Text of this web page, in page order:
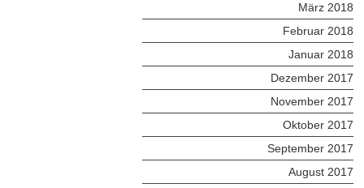
März 2018
Februar 2018
Januar 2018
Dezember 2017
November 2017
Oktober 2017
September 2017
August 2017